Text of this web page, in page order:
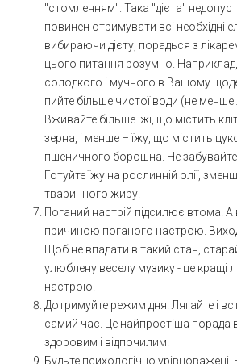
"стомленням". Така "дієта"
повинен отримувати всі необхідні
вибираючи дієту, порадься з
цього питання розумно. Наприклад,
солодкого і мучного в Вашому
пийте більше чистої води (не менше
Вживайте більше їжі, що містить
зерна, і менше – їжу, що містить
пшеничного борошна. Не забувайте
Готуйте їжу на рослинній олії,
тваринного жиру.
Поганий настрій підсилює втома.
причиною поганого настрою.
Щоб не впадати в такий стан,
улюблену веселу музику - це кращі
настрою.
Дотримуйте режим дня. Лягайте і
самий час. Це найпростіша порада
здоровим і відпочилим.
Будьте психологічно